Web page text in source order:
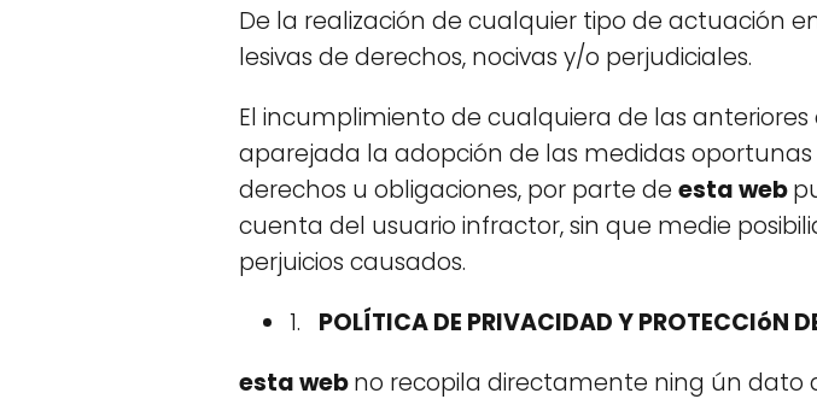
De la realización de cualquier tipo de actuación
lesivas de derechos, nocivas y/o perjudiciales.
El incumplimiento de cualquiera de las
aparejada la adopción de las medidas
derechos u obligaciones, por parte de esta web
cuenta del usuario infractor, sin que medie
perjuicios causados.
1. POLÍTICA DE PRIVACIDAD Y PROTECCIóN
esta webno recopila directamente ning ún dato